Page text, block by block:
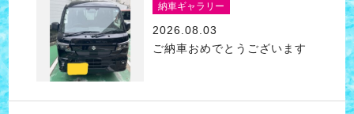
納車ギャラリー
2026.08.03
ご納車おめでとうございます